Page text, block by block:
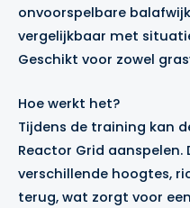
onvoorspelbare
vergelijkbaar met
Geschikt voor zowel
Hoe werkt het?
Tijdens de training kan
Reactor Grid
verschillende hoogtes,
terug, wat zorgt voor